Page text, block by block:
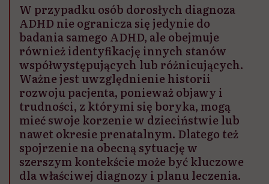
W przypadku osób dorosłych diagnoza
ADHD nie ogranicza się jedynie do
badania samego ADHD, ale obejmuje
również identyfikację innych stanów
współwystępujących lub różnicujących.
Ważne jest uwzględnienie historii
rozwoju pacjenta, ponieważ objawy i
trudności, z którymi się boryka, mogą
mieć swoje korzenie w dzieciństwie lub
nawet okresie prenatalnym. Dlatego też
spojrzenie na obecną sytuację w
szerszym kontekście może być kluczowe
dla właściwej diagnozy i planu leczenia.